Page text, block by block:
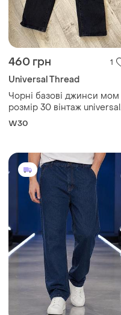
460 грн 1
Universal Thread
Чорні базові джинси мом
розмір 30 вінтаж universal
thread
W30